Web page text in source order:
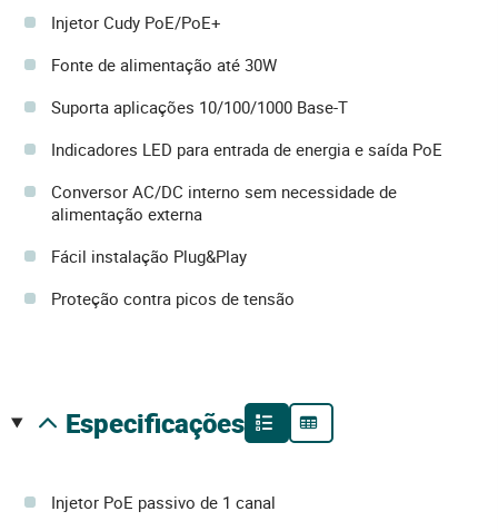
Injetor Cudy PoE/PoE+
Fonte de alimentação até 30W
Suporta aplicações 10/100/1000 Base-T
Indicadores LED para entrada de energia e saída PoE
Conversor AC/DC interno sem necessidade de
alimentação externa
Fácil instalação Plug&Play
Proteção contra picos de tensão
especificações
Injetor PoE passivo de 1 canal